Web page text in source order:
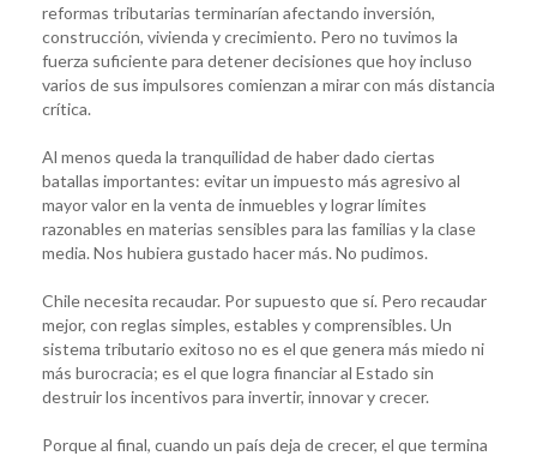
reformas tributarias terminarían afectando inversión,
construcción, vivienda y crecimiento. Pero no tuvimos la
fuerza suficiente para detener decisiones que hoy incluso
varios de sus impulsores comienzan a mirar con más distancia
crítica.
Al menos queda la tranquilidad de haber dado ciertas
batallas importantes: evitar un impuesto más agresivo al
mayor valor en la venta de inmuebles y lograr límites
razonables en materias sensibles para las familias y la clase
media. Nos hubiera gustado hacer más. No pudimos.
Chile necesita recaudar. Por supuesto que sí. Pero recaudar
mejor, con reglas simples, estables y comprensibles. Un
sistema tributario exitoso no es el que genera más miedo ni
más burocracia; es el que logra financiar al Estado sin
destruir los incentivos para invertir, innovar y crecer.
Porque al final, cuando un país deja de crecer, el que termina